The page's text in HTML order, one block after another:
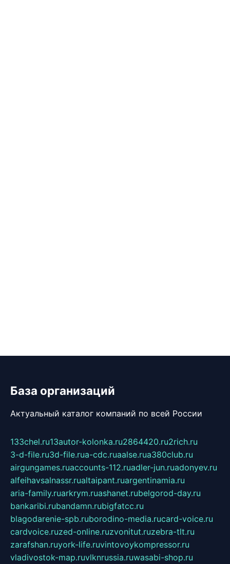
База организаций
Актуальный каталог компаний по всей России
133chel.ru13autor-kolonka.ru2864420.ru2rich.ru
3-d-file.ru3d-file.rua-cdc.ruaalse.rua380club.ru
airgungames.ruaccounts-112.ruadler-jun.ruadonyev.ru
alfeihavsalnassr.rualtaipant.ruargentinamia.ru
aria-family.ruarkrym.ruashanet.rubelgorod-day.ru
bankaribi.rubandamn.rubigfatcc.ru
blagodarenie-spb.ruborodino-media.rucard-voice.ru
cardvoice.ruzed-online.ruzvonitut.ruzebra-tlt.ru
zarafshan.ruyork-life.ruvintovoykompressor.ru
vladivostok-map.ruvlknrussia.ruwasabi-shop.ru